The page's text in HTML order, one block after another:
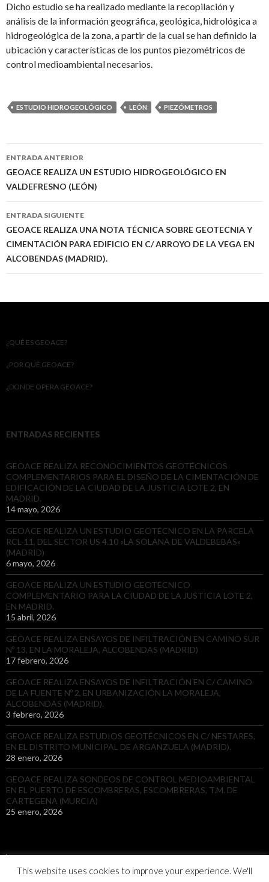
Dicho estudio se ha realizado mediante la recopilación y
análisis de la información geográfica, geológica, hidrológica a
hidrogeológica de la zona, a partir de la cual se han definido la
ubicación y características de los puntos piezométricos de
control medioambiental necesarios.
ESTUDIO HIDROGEOLÓGICO LEÓN PIEZÓMETROS
Ir
a
la
entrada
ENTRADA ANTERIOR
GEOACE REALIZA UN ESTUDIO HIDROGEOLÓGICO EN
VALDEFRESNO (LEÓN)
ENTRADA SIGUIENTE
GEOACE REALIZA UNA NOTA TÉCNICA SOBRE GEOTECNIA Y
CIMENTACIÓN PARA EDIFICIO EN C/ ARROYO DE LA VEGA EN
ALCOBENDAS (MADRID).
¿QUÉ ES GEOACE?
¿POR QUÉ GEOACE?
¿DONDE OPERA GEOACE?
ENTRADAS RECIENTES
GEOACE REALIZA RECONOCIMIENTOS GEOTÉCNICOS
COMPLEMENTARIOS PARA EL DISEÑO DE LA CIMENTACIÓN DE
EDIFICACIÓN DE LA CIUDAD DE LA JUSTICIA LOTE 2, EN
MADRID.
14 mayo, 2026
GEOACE REALIZA UN ESTUDIO GEOTÉCNICO EN LA PARCELA
RCL-11, DEL SECTOR US 4.10 «LA SOLANA DE VALDEBEBAS»
(MADRID)
6 mayo, 2026
GEOACE REALIZA UN ESTUDIO GEOTÉCNICO
COMPLEMENTARIO PARA LA CIUDAD DE LA JUSTICIA LOTE 2,
EN MADRID.
15 abril, 2026
GEOACE REALIZA ENSAYOS DE INFILTRACIÓN EN CAMINO SUR
Nº 13, EN LA MORALEJA, ALCOBENDAS (MADRID)
17 febrero, 2026
GEOACE REALIZA ENSAYOS DE INFILTRACIÓN EN C/ CAMINO
DE LA FUENTE Nº 2, EN URBANIZACIÓN LA MORALEJA,
ALCOBENDAS (MADRID).
3 febrero, 2026
GEOACE REALIZA ESTUDIOS GEOTÉCNICOS EN C/ NESTARES,
EN EL DISTRITO MUNICIPAL DE ARGANZUELA (MADRID).
28 enero, 2026
GEOACE REALIZA SONDEOS DE CONTROL MEDIOAMBIENTAL
EN EL PUERTO DE ESCOMBRERAS, ESCOMBRERAS, T.M. DE
CARTEGENA (MURCIA)
25 enero, 2026
This website uses cookies to improve your experience. We'll